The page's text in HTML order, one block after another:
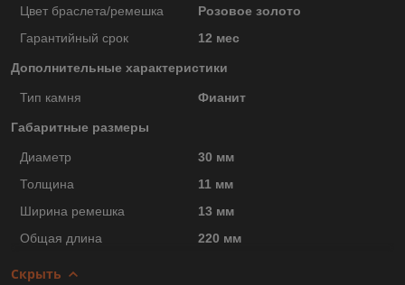
Цвет браслета/ремешка
Розовое золото
Гарантийный срок
12 мес
Дополнительные характеристики
Тип камня Фианит
Габаритные размеры
Диаметр
30 мм
Толщина
11 мм
Ширина ремешка
13 мм
Общая длина
220 мм
Скрыть